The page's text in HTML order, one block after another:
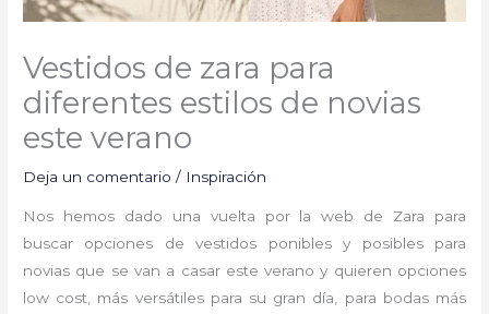
Vestidos de zara para
diferentes estilos de novias
este verano
Deja un comentario / Inspiración
Nos hemos dado una vuelta por la web de Zara para
buscar opciones de vestidos ponibles y posibles para
novias que se van a casar este verano y quieren opciones
low cost, más versátiles para su gran día, para bodas más